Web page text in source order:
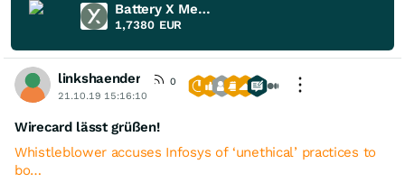
Battery X Metals
1,7380 EUR
linkshaender
0
21.10.19 15:16:10
Wirecard lässt grüßen!
Whistleblower accuses Infosys of ‘unethical’ practices to
bo…